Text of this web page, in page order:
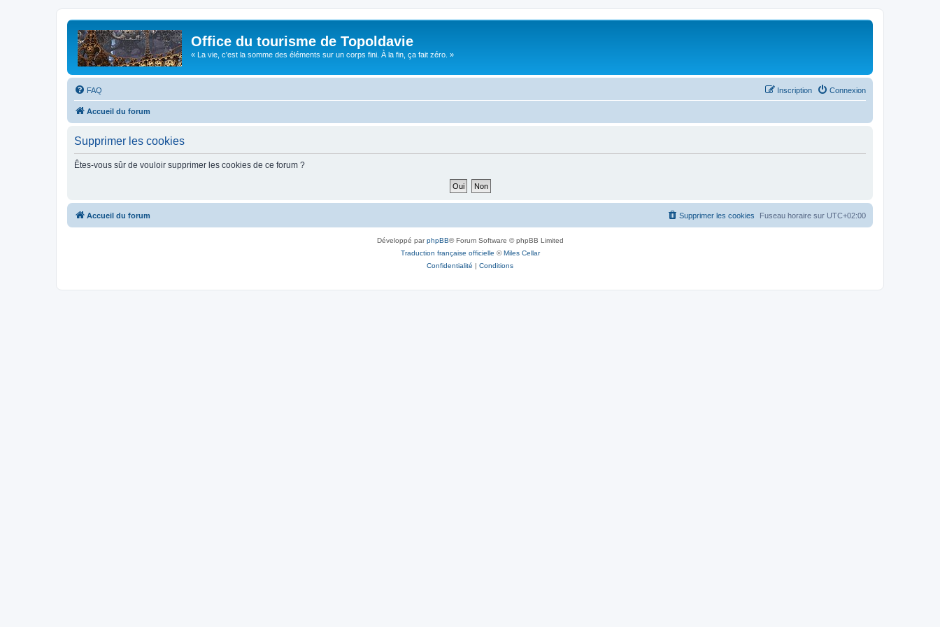
Office du tourisme de Topoldavie
« La vie, c'est la somme des éléments sur un corps fini. À la fin, ça fait zéro. »
FAQ Connexion
Inscription
Accueil du forum
Supprimer les cookies
Êtes-vous sûr de vouloir supprimer les cookies de ce forum ?
Accueil du forum Fuseau horaire sur UTC+02:00
Supprimer les cookies
Développé parphpBB® Forum Software © phpBB Limited
Traduction française officielle ©Miles Cellar
Confidentialité | Conditions